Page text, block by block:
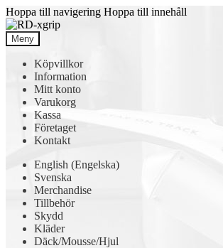
Hoppa till navigering Hoppa till innehåll
Meny
Köpvillkor
Information
Mitt konto
Varukorg
Kassa
Företaget
Kontakt
English (Engelska)
Svenska
Merchandise
Tillbehör
Skydd
Kläder
Däck/Mousse/Hjul